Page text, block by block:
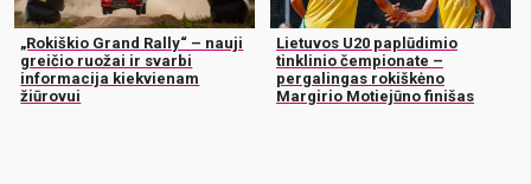
„Rokiškio Grand Rally“ – nauji
greičio ruožai ir svarbi
informacija kiekvienam
žiūrovui
Lietuvos U20 paplūdimio
tinklinio čempionate –
pergalingas rokiškėno
Margirio Motiejūno finišas